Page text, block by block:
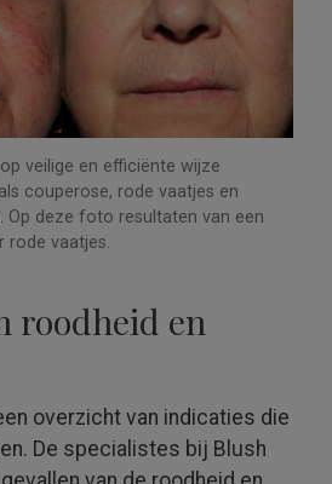
veilige en efficiënte wijze
couperose, rode vaatjes en
Op deze foto resultaten van een
rode vaatjes.
roodheid en
overzicht van indicaties die
De specia­listes bij Blush